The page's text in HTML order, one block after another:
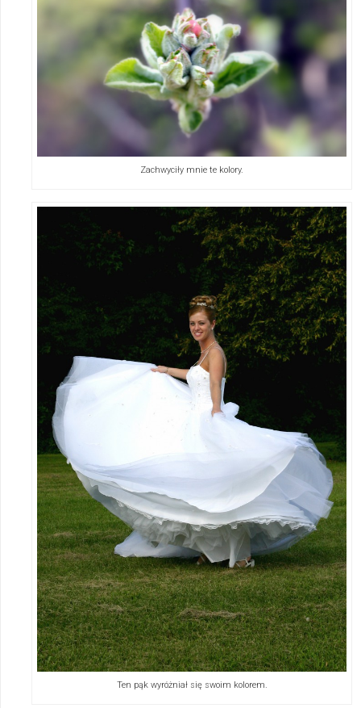
Zachwyciły mnie te kolory.
Ten pąk wyróżniał się swoim kolorem.